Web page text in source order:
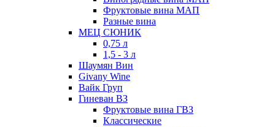
Фруктовые вина МАП
Разные вина
МЕЦ СЮНИК
0,75 л
1,5 - 3 л
Шаумян Вин
Givany Wine
Вайк Груп
Гиневан ВЗ
Фруктовые вина ГВЗ
Классические